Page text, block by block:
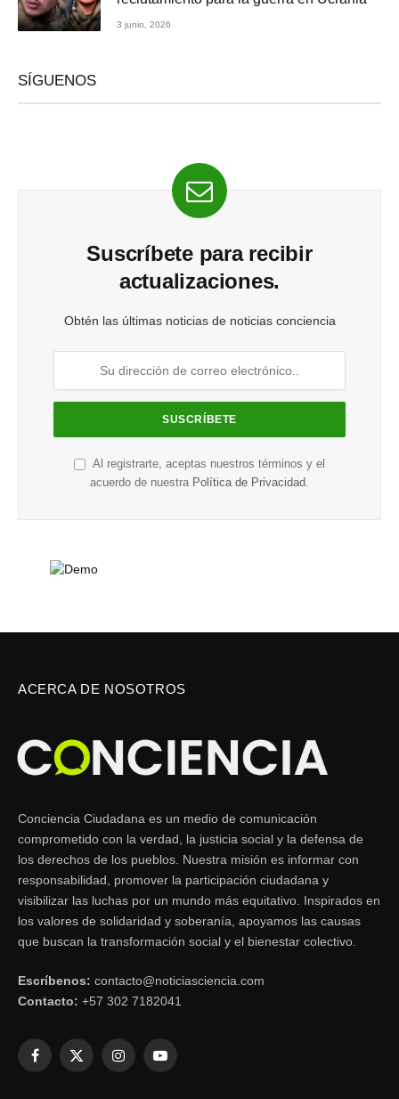
3 junio, 2026
SÍGUENOS
Suscríbete para recibir
actualizaciones.
Obtén las últimas noticias de noticias conciencia
Al registrarte, aceptas nuestros términos y el
acuerdo de nuestra Política de Privacidad.
ACERCA DE NOSOTROS
Conciencia Ciudadana es un medio de comunicación
comprometido con la verdad, la justicia social y la defensa de
los derechos de los pueblos. Nuestra misión es informar con
responsabilidad, promover la participación ciudadana y
visibilizar las luchas por un mundo más equitativo. Inspirados en
los valores de solidaridad y soberanía, apoyamos las causas
que buscan la transformación social y el bienestar colectivo.
Escríbenos: contacto@noticiasciencia.com
Contacto: +57 302 7182041
Facebook
X
InstagramYouTube